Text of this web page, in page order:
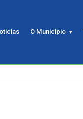
O Municipio